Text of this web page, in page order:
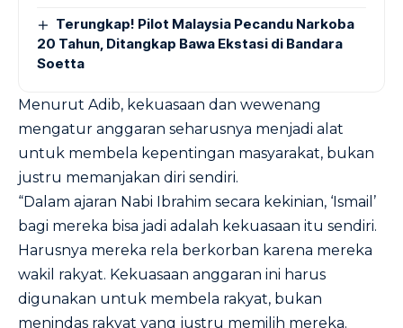
Terungkap! Pilot Malaysia Pecandu Narkoba
20 Tahun, Ditangkap Bawa Ekstasi di Bandara
Soetta
Menurut Adib, kekuasaan dan wewenang
mengatur anggaran seharusnya menjadi alat
untuk membela kepentingan masyarakat, bukan
justru memanjakan diri sendiri.
“Dalam ajaran Nabi Ibrahim secara kekinian, ‘Ismail’
bagi mereka bisa jadi adalah kekuasaan itu sendiri.
Harusnya mereka rela berkorban karena mereka
wakil rakyat. Kekuasaan anggaran ini harus
digunakan untuk membela rakyat, bukan
menindas rakyat yang justru memilih mereka.